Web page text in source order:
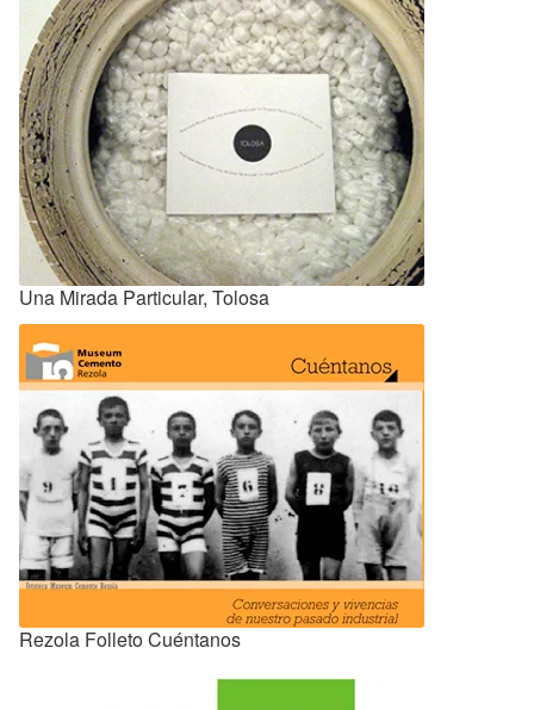
Una Mirada Particular, Tolosa
Rezola Folleto Cuéntanos